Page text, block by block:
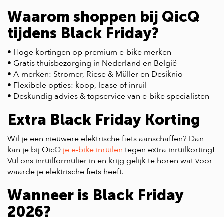
Waarom shoppen bij QicQ
tijdens Black Friday?
• Hoge kortingen op premium e-bike merken
• Gratis thuisbezorging in Nederland en België
• A-merken: Stromer, Riese & Müller en Desiknio
• Flexibele opties: koop, lease of inruil
• Deskundig advies & topservice van e-bike specialisten
Extra Black Friday Korting
Wil je een nieuwere elektrische fiets aanschaffen? Dan
kan je bij QicQje e-bike inruilen tegen extra inruilkorting!
Vul ons inruilformulier in en krijg gelijk te horen wat voor
waarde je elektrische fiets heeft.
Wanneer is Black Friday
2026?